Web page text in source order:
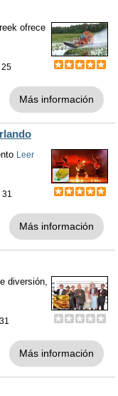
ofrece
25
Más información
Leer
31
Más información
diversión,
Más información